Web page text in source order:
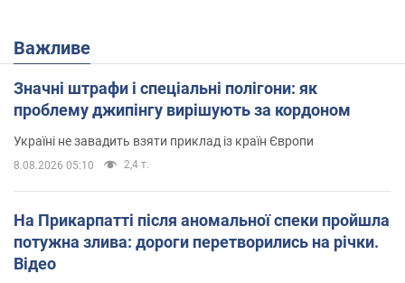
Важливе
Значні штрафи і спеціальні полігони: як
проблему джипінгу вирішують за кордоном
Україні не завадить взяти приклад із країн Європи
8.08.2026 05:10 2,4 т.
На Прикарпатті після аномальної спеки пройшла
потужна злива: дороги перетворились на річки.
Відео